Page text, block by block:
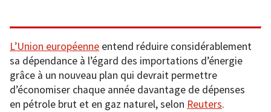
L’Union européenne entend réduire considérablement
sa dépendance à l’égard des importations d’énergie
grâce à un nouveau plan qui devrait permettre
d’économiser chaque année davantage de dépenses
en pétrole brut et en gaz naturel, selon Reuters.